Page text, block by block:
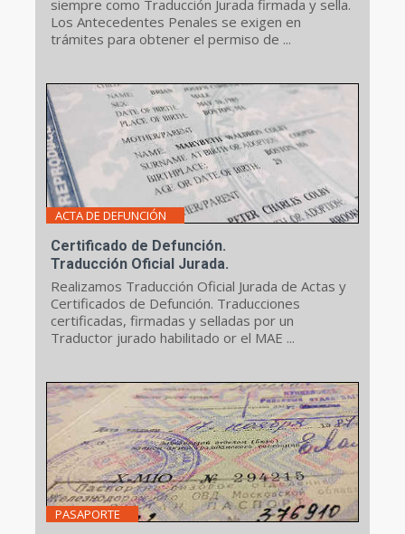
siempre como Traducción Jurada firmada y sella.
Los Antecedentes Penales se exigen en
trámites para obtener el permiso de ...
ACTA DE DEFUNCIÓN
Certificado de Defunción.
Traducción Oficial Jurada.
Realizamos Traducción Oficial Jurada de Actas y
Certificados de Defunción. Traducciones
certificadas, firmadas y selladas por un
Traductor jurado habilitado or el MAE ...
PASAPORTE